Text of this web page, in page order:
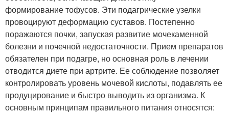
формирование тофусов. Эти подагрические узелки
провоцируют деформацию суставов. Постепенно
поражаются почки, запуская развитие мочекаменной
болезни и почечной недостаточности. Прием препаратов
обязателен при подагре, но основная роль в лечении
отводится диете при артрите. Ее соблюдение позволяет
контролировать уровень мочевой кислоты, подавлять ее
продуцирование и быстро выводить из организма. К
основным принципам правильного питания относятся: